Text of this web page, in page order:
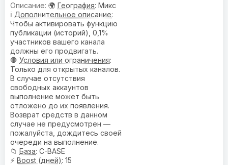
🌍 География: Микс
ℹ️ Дополнительное описание:
Чтобы активировать функцию
публикации (историй), 0,1%
участников вашего канала
должны его продвигать.
🛑 Условия или ограничения:
Только для открытых каналов.
В случае отсутствия
свободных аккаунтов
выполнение может быть
отложено до их появления.
Возврат средств в данном
случае не предусмотрен —
пожалуйста, дождитесь своей
очереди на выполнение.
📁 База: C-BASE
⚡ Boost (дней): 15